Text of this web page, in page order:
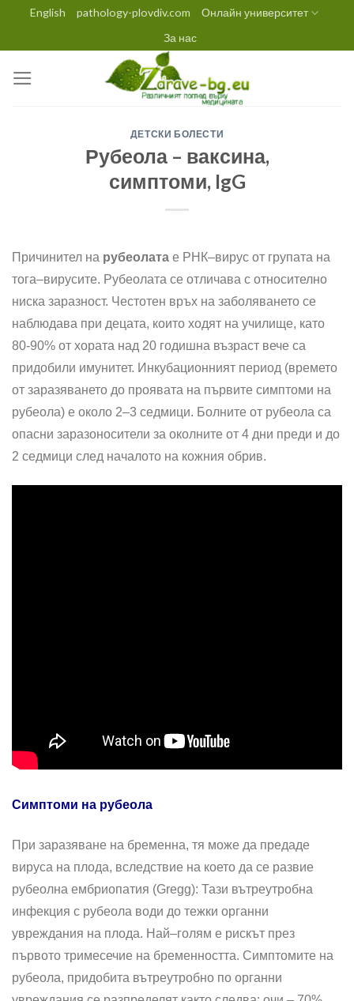
content
English pathology-plovdiv.com
Онлайн университет
За нас
ДЕТСКИ БОЛЕСТИ
Рубеола – ваксина,
симптоми, IgG
Причинител на рубеолата е РНК–вирус от групата на
тога–вирусите. Рубеолата се отличава с относително
ниска заразност. Честотен връх на заболяването се
наблюдава при децата, които ходят на училище, като
80-90% от хората над 20 годишна възраст вече са
придобили имунитет. Инкубационният период (времето
от заразяването до проявата на първите симптоми на
рубеола) е около 2–3 седмици. Болните от рубеола са
опасни заразоносители за околните от 4 дни преди и до
2 седмици след началото на кожния обрив.
Симптоми на рубеола
При заразяване на бременна, тя може да предаде
вируса на плода, вследствие на което да се развие
рубеолна ембриопатия (Gregg): Тази вътреутробна
инфекция с рубеола води до тежки органни
увреждания на плода. Най–голям е рискът през
първото тримесечие на бременността. Симптомите на
рубеола, придобита вътреутробно по органни